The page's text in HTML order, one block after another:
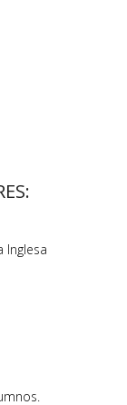
Inglesa